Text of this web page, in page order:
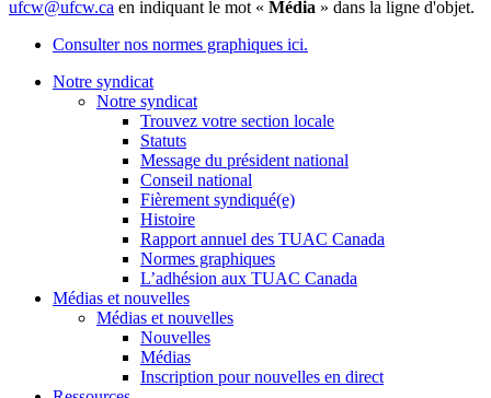
ufcw@ufcw.ca en indiquant le mot « Média » dans la ligne d'objet.
Consulter nos normes graphiques ici.
Notre syndicat
Notre syndicat
Trouvez votre section locale
Statuts
Message du président national
Conseil national
Fièrement syndiqué(e)
Histoire
Rapport annuel des TUAC Canada
Normes graphiques
L’adhésion aux TUAC Canada
Médias et nouvelles
Médias et nouvelles
Nouvelles
Médias
Inscription pour nouvelles en direct